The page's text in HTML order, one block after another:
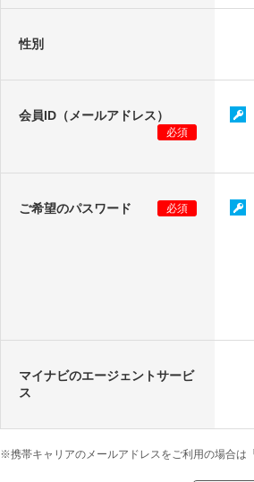
性別
会員ID（メールアドレス）
必須
ご希望のパスワード 必須
マイナビのエージェントサービ
ス
※携帯キャリアのメールアドレスをご利用の場合は